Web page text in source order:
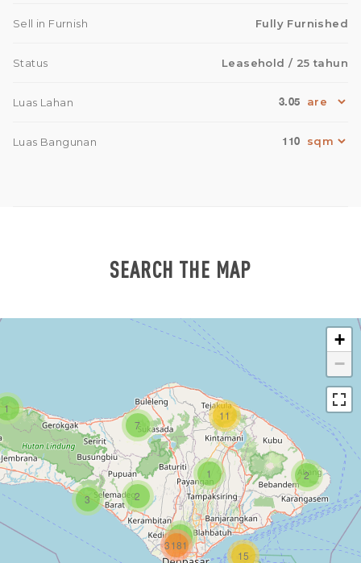
Sell in Furnish Fully Furnished
Status Leasehold / 25 tahun
Luas Lahan 3.05
Luas Bangunan 110
SEARCH THE MAP
1
1
1
3
7
2
15
11
3181
2
+
−